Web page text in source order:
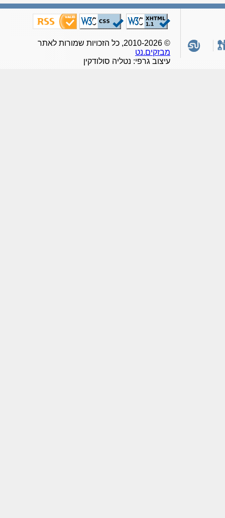
מבזקים.נט
עיצוב גרפי: נטליה סולודקין